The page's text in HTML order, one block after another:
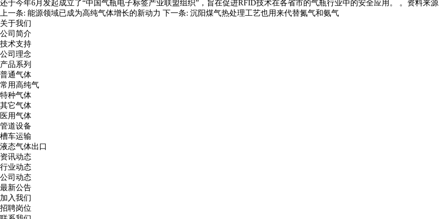
还于今年6月发起成立了“中国气瓶电子标签产业联盟组织”，旨在促进RFID技术在各省市的气瓶行业中的安全应用。 。资料来
上一条: 能源领域已成为高纯气体增长的新动力 下一条: 沉阳煤气热处理工艺也用来代替氮气和氨气
关于我们
公司简介
技术支持
公司理念
产品系列
普通气体
常用高纯气
特种气体
其它气体
医用气体
管道设备
槽车运输
液态气体出口
资讯动态
行业动态
公司动态
最新公告
加入我们
招聘岗位